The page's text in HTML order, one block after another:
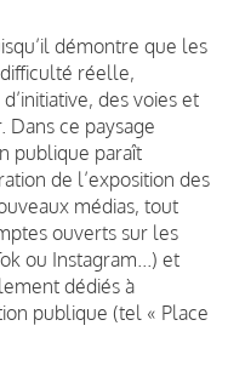
démontre que les
réelle,
des voies et
Dans ce paysage
publique paraît
de l’exposition des
médias, tout
ouverts sur les
ou Instagram...) et
dédiés à
publique (tel « Place